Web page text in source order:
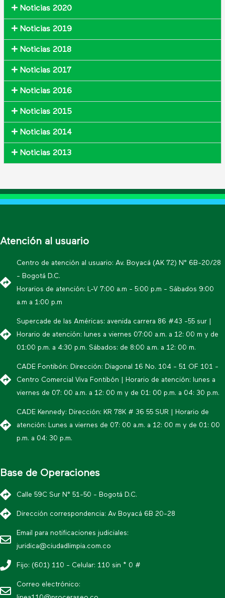
Noticias 2020
Noticias 2019
Noticias 2018
Noticias 2017
Noticias 2016
Noticias 2015
Noticias 2014
Noticias 2013
Atención al usuario
Centro de atención al usuario: Av. Boyacá (AK 72) N° 6B-20/28
- Bogotá D.C.
Horarios de atención: L-V 7:00 a.m - 5:00 p.m - Sábados 9:00
a.m a 1:00 p.m
Supercade de las Américas: avenida carrera 86 #43 -55 sur |
Horario de atención: lunes a viernes 07:00 a.m. a 12: 00 m y de
01:00 p.m. a 4:30 p.m. Sábados: de 8:00 a.m. a 12: 00 m.
CADE Fontibón: Dirección: Diagonal 16 No. 104 - 51 OF 101 -
Centro Comercial Viva Fontibón | Horario de atención: lunes a
viernes de 07: 00 a.m. a 12: 00 m y de 01: 00 p.m. a 04: 30 p.m.
CADE Kennedy: Dirección: KR 78K # 36 55 SUR | Horario de
atención: Lunes a viernes de 07: 00 a.m. a 12: 00 m y de 01: 00
p.m. a 04: 30 p.m.
Base de Operaciones
Calle 59C Sur N° 51-50 - Bogotá D.C.
Dirección correspondencia: Av Boyacá 6B 20-28
Email para notificaciones judiciales:
juridica@ciudadlimpia.com.co
Fijo: (601) 110 - Celular: 110 sin * 0 #
Correo electrónico: